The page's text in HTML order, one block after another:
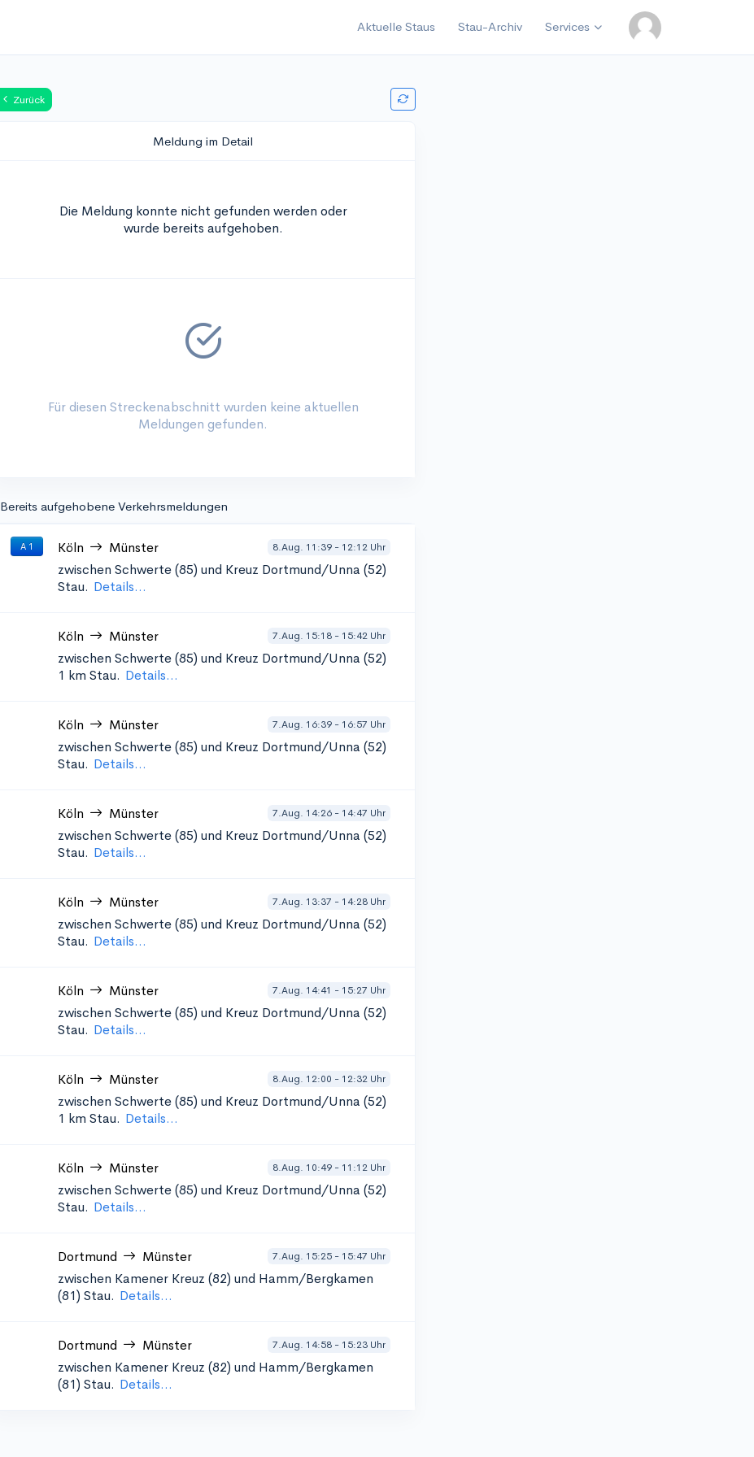
Aktuelle Staus Stau-Archiv Services
Zurück
Meldung im Detail
Die Meldung konnte nicht gefunden werden oder
wurde bereits aufgehoben.
Für diesen Streckenabschnitt wurden keine aktuellen
Meldungen gefunden.
Bereits aufgehobene Verkehrsmeldungen
A 1 Köln Münster 8.Aug. 11:39 - 12:12 Uhr
zwischen Schwerte (85) und Kreuz Dortmund/Unna (52)
Stau. Details...
Köln Münster 7.Aug. 15:18 - 15:42 Uhr
zwischen Schwerte (85) und Kreuz Dortmund/Unna (52)
1 km Stau. Details...
Köln Münster 7.Aug. 16:39 - 16:57 Uhr
zwischen Schwerte (85) und Kreuz Dortmund/Unna (52)
Stau. Details...
Köln Münster 7.Aug. 14:26 - 14:47 Uhr
zwischen Schwerte (85) und Kreuz Dortmund/Unna (52)
Stau. Details...
Köln Münster 7.Aug. 13:37 - 14:28 Uhr
zwischen Schwerte (85) und Kreuz Dortmund/Unna (52)
Stau. Details...
Köln Münster 7.Aug. 14:41 - 15:27 Uhr
zwischen Schwerte (85) und Kreuz Dortmund/Unna (52)
Stau. Details...
Köln Münster 8.Aug. 12:00 - 12:32 Uhr
zwischen Schwerte (85) und Kreuz Dortmund/Unna (52)
1 km Stau. Details...
Köln Münster 8.Aug. 10:49 - 11:12 Uhr
zwischen Schwerte (85) und Kreuz Dortmund/Unna (52)
Stau. Details...
Dortmund Münster 7.Aug. 15:25 - 15:47 Uhr
zwischen Kamener Kreuz (82) und Hamm/Bergkamen
(81) Stau. Details...
Dortmund Münster 7.Aug. 14:58 - 15:23 Uhr
zwischen Kamener Kreuz (82) und Hamm/Bergkamen
(81) Stau. Details...